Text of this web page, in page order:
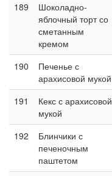
189
Шоколадно-
яблочный торт со
сметанным
кремом
190
Печенье с
арахисовой мукой
191
Кекс с арахисовой
мукой
192
Блинчики с
печеночным
паштетом